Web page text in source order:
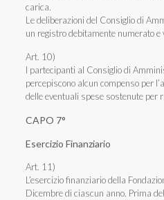
carica.
Le deliberazioni del Consiglio di
un registro debitamente numerato e
Art. 10)
I partecipanti al Consiglio di
percepiscono alcun compenso per
delle eventuali spese sostenute per
CAPO 7°
Esercizio Finanziario
Art. 11)
L’esercizio finanziario della
Dicembre di ciascun anno. Prima